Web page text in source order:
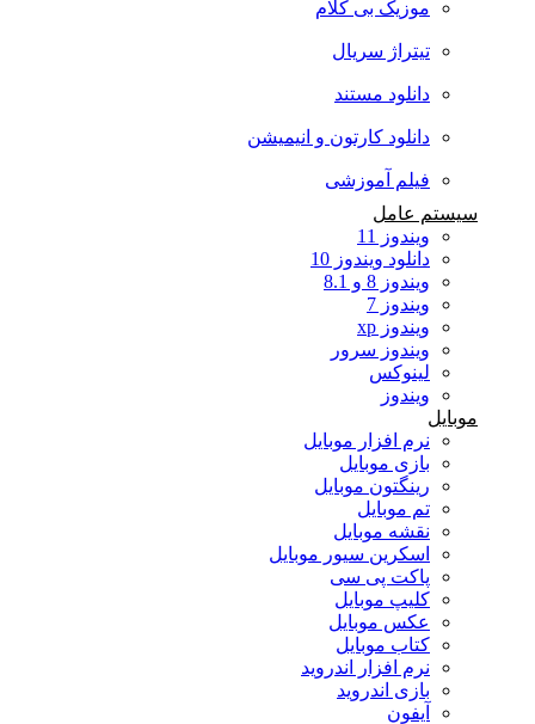
موزیک بی کلام
تیتراژ سریال
دانلود مستند
دانلود کارتون و انیمیشن
فیلم آموزشی
سیستم عامل
ویندوز 11
دانلود ویندوز 10
ویندوز 8 و 8.1
ویندوز 7
ویندوز xp
ویندوز سرور
لینوکس
ویندوز
موبایل
نرم افزار موبایل
بازی موبایل
رینگتون موبایل
تم موبایل
نقشه موبایل
اسکرین سیور موبایل
پاکت پی سی
کلیپ موبایل
عکس موبایل
کتاب موبایل
نرم افزار اندروید
بازی اندروید
آیفون